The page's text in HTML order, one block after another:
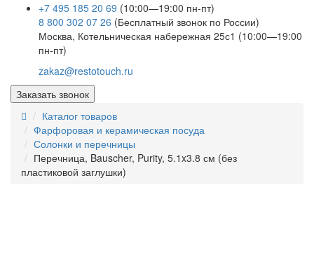
+7 495 185 20 69 (10:00—19:00 пн-пт)
8 800 302 07 26 (Бесплатный звонок по России)
Москва, Котельническая набережная 25с1 (10:00—19:00
пн-пт)
zakaz@restotouch.ru
Заказать звонок
Каталог товаров
Фарфоровая и керамическая посуда
Солонки и перечницы
Перечница, Bauscher, Purity, 5.1x3.8 см (без
пластиковой заглушки)